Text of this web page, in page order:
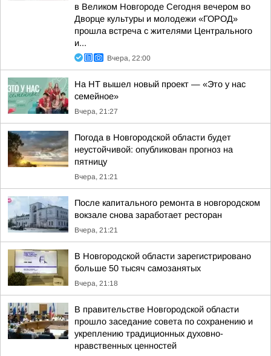
в Великом Новгороде Сегодня вечером во
Дворце культуры и молодежи «ГОРОД»
прошла встреча с жителями Центрального
и...
Вчера, 22:00
На НТ вышел новый проект — «Это у нас
семейное»
Вчера, 21:27
Погода в Новгородской области будет
неустойчивой: опубликован прогноз на
пятницу
Вчера, 21:21
После капитального ремонта в новгородском
вокзале снова заработает ресторан
Вчера, 21:21
В Новгородской области зарегистрировано
больше 50 тысяч самозанятых
Вчера, 21:18
В правительстве Новгородской области
прошло заседание совета по сохранению и
укреплению традиционных духовно-
нравственных ценностей